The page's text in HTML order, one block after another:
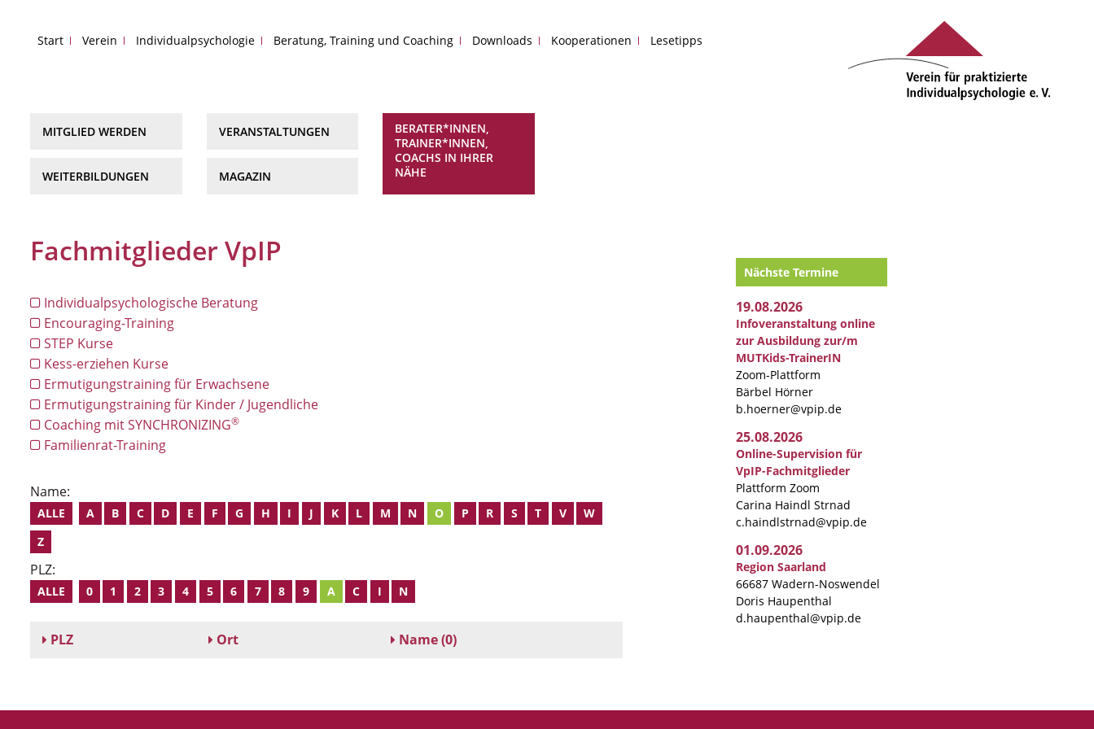
Start Verein Individualpsychologie Beratung, Training und Coaching Downloads Kooperationen Lesetipps
MITGLIED WERDEN
WEITERBILDUNGEN
VERANSTALTUNGEN
MAGAZIN
BERATER*INNEN,
TRAINER*INNEN,
COACHS IN IHRER
NÄHE
Fachmitglieder VpIP
Individualpsychologische Beratung
Encouraging-Training
STEP Kurse
Kess-erziehen Kurse
Ermutigungstraining für Erwachsene
Ermutigungstraining für Kinder / Jugendliche
Coaching mit SYNCHRONIZING®
Familienrat-Training
Name:
ALLE A B C D E F G H I J K L M N O P R S T V
W
Z
PLZ:
ALLE 0 1 2 3 4 5 6 7 8 9 A C I N
PLZ Ort Name(0)
Nächste Termine
19.08.2026
Infoveranstaltung online
zur Ausbildung zur/m
MUTKids-TrainerIN
Zoom-Plattform
Bärbel Hörner
b.hoerner@vpip.de
25.08.2026
Online-Supervision für
VpIP-Fachmitglieder
Plattform Zoom
Carina Haindl Strnad
c.haindlstrnad@vpip.de
01.09.2026
Region Saarland
66687 Wadern-Noswendel
Doris Haupenthal
d.haupenthal@vpip.de